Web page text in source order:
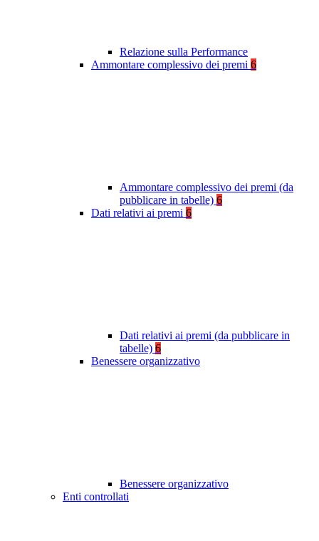
Relazione sulla Performance
Ammontare complessivo dei premi 6
Ammontare complessivo dei premi (da
pubblicare in tabelle) 6
Dati relativi ai premi 6
Dati relativi ai premi (da pubblicare in
tabelle) 6
Benessere organizzativo
Benessere organizzativo
Enti controllati